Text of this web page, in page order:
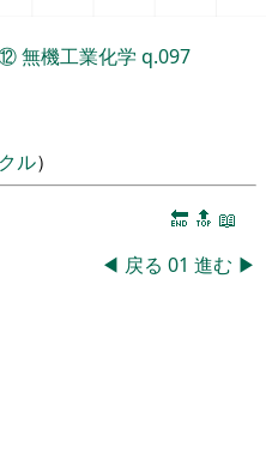
無機工業化学 q.097
ル）
🔚 🔝 📖
◀ 戻る 01 進む ▶